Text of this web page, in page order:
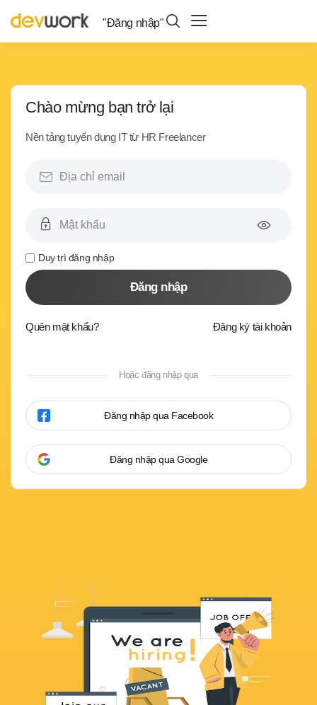
"Đăng nhập"
Chào mừng bạn trở lại
Nền tảng tuyển dụng IT từ HR Freelancer
Duy trì đăng nhập
Đăng nhập
Quên mật khẩu? Đăng ký tài khoản
Hoặc đăng nhập qua
Đăng nhập qua Facebook
Đăng nhập qua Google